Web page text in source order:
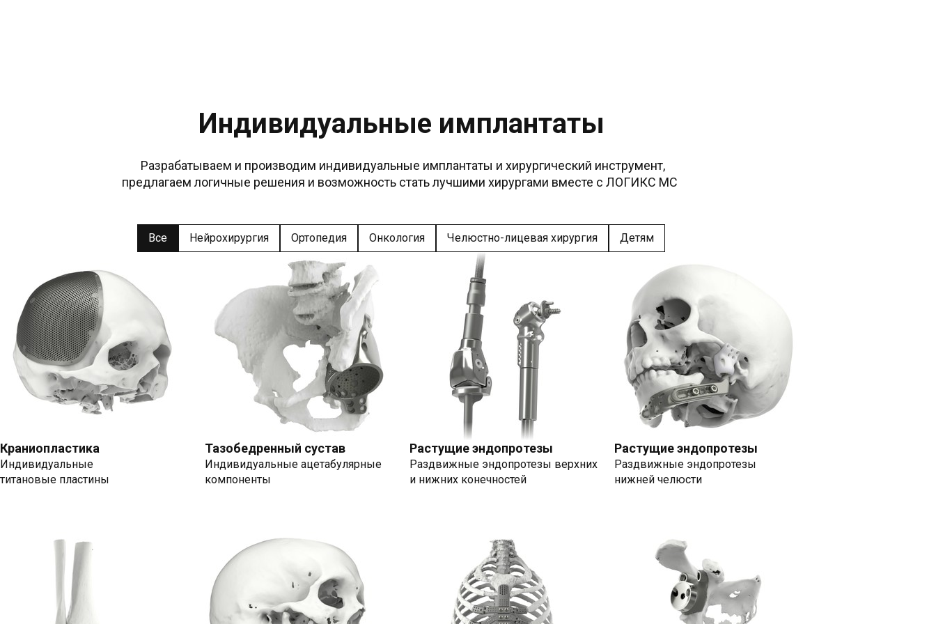
Индивидуальные имплантаты
предлагаем логичные решения и возможность стать лучшими хирургами вместе с ЛОГИКС МС
Все Нейрохирургия Ортопедия Онкология Челюстно-лицевая хирургия Детям
Краниопластика
Индивидуальные
титановые пластины
Тазобедренный сустав
Индивидуальные ацетабулярные
компоненты
Растущие эндопротезы
Раздвижные эндопротезы верхних
и нижних конечностей
Растущие эндопротезы
Раздвижные эндопротезы
нижней челюсти